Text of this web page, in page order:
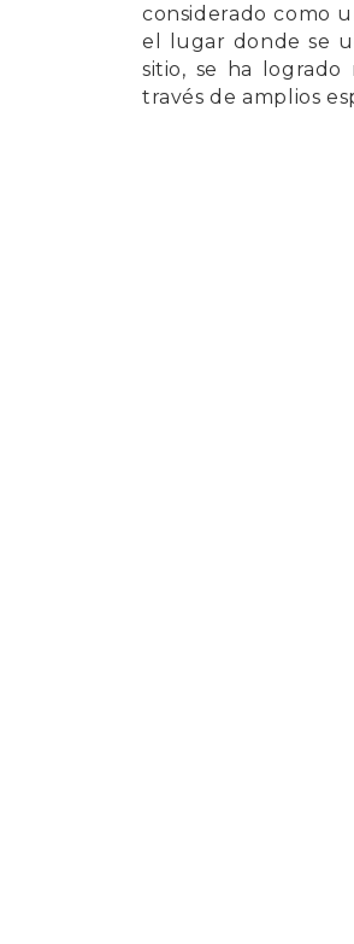
considerado como
el lugar donde se
sitio, se ha
través de amplios